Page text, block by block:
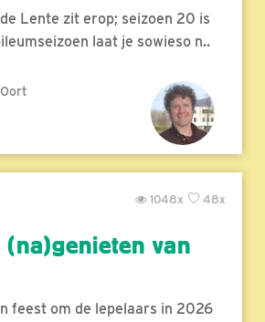
Lente zit erop; seizoen 20 is
laat je sowieso n..
48x
1048x
van
feest om de lepelaars in 2026